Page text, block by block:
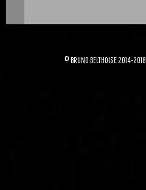
© BRUNO BELTHOISE 2014-2018